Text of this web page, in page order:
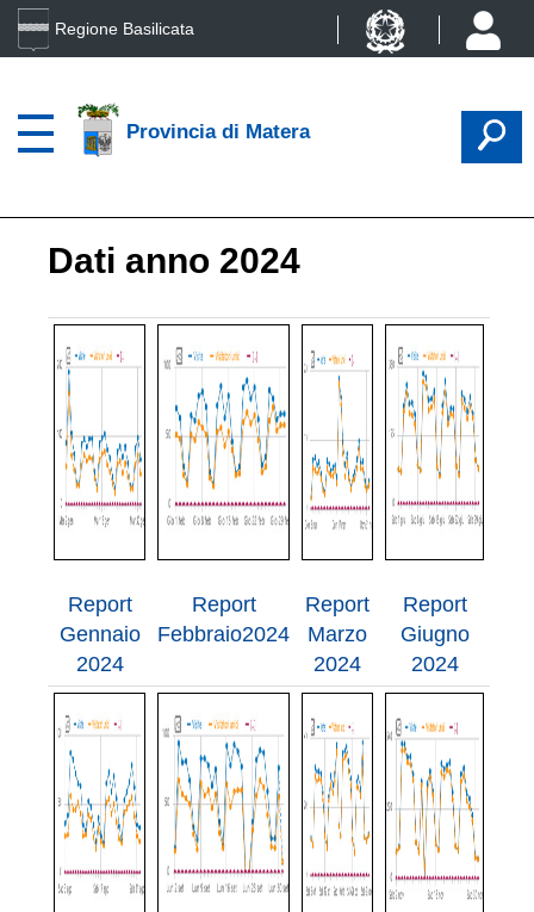
Regione Basilicata
Provincia di Matera
Dati anno 2024
Report
Gennaio
2024
Report
Febbraio2024
Report
Marzo
2024
Report
Giugno
2024